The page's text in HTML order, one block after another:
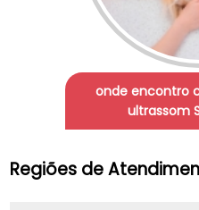
onde encontro
ultrassom
Regiões de